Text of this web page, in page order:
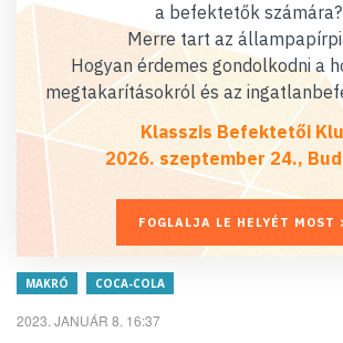
a befektetők számára?
Merre tart az
Hogyan érdemes gondolkodni a
megtakarításokról és az
Klasszis Befektetői
2026. szeptember 24.,
FOGLALJA LE HELYÉT MOST
MAKRÓ COCA-COLA
2023. JANUÁR 8. 16:37